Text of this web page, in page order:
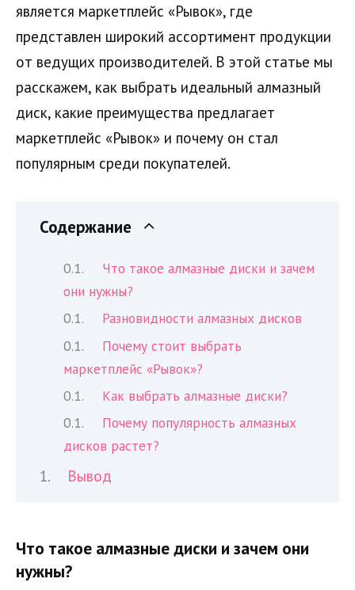
является маркетплейс «Рывок», где
представлен широкий ассортимент продукции
от ведущих производителей. В этой статье мы
расскажем, как выбрать идеальный алмазный
диск, какие преимущества предлагает
маркетплейс «Рывок» и почему он стал
популярным среди покупателей.
Содержание
Что такое алмазные диски и зачем
они нужны?
Разновидности алмазных дисков
Почему стоит выбрать
маркетплейс «Рывок»?
Как выбрать алмазные диски?
Почему популярность алмазных
дисков растет?
Вывод
Что такое алмазные диски и зачем они
нужны?